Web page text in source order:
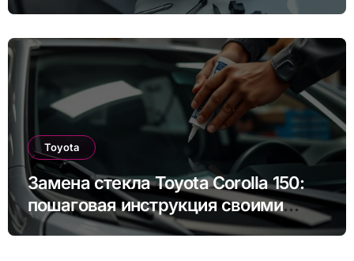
снять зеркальный элемент своими
Toyota
Замена стекла Toyota Corolla 150:
пошаговая инструкция своими
руками